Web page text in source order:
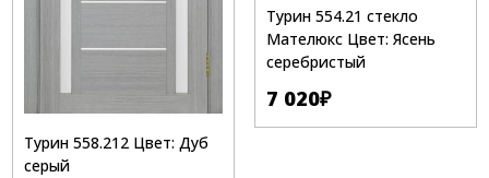
Турин 558.212 Цвет: Дуб
серый
Турин 554.21 стекло
Мателюкс Цвет: Ясень
серебристый
7 020₽